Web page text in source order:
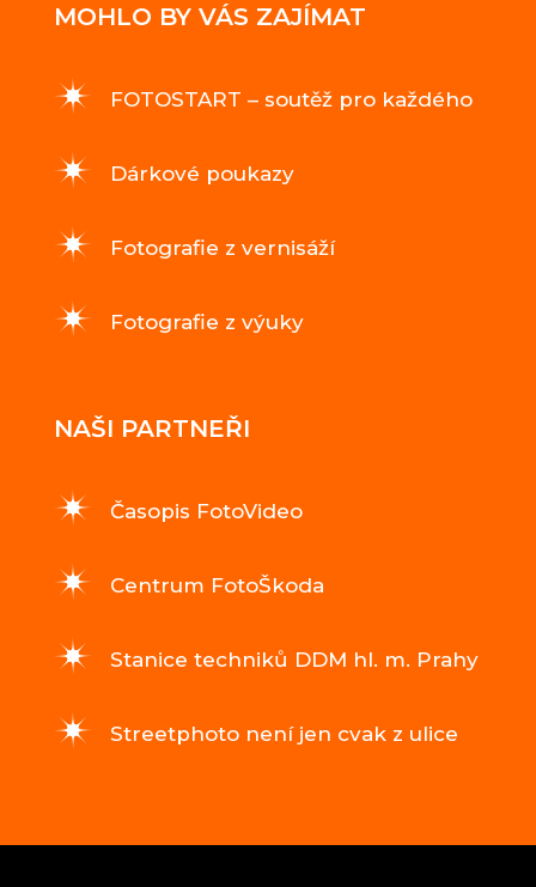
MOHLO BY VÁS ZAJÍMAT
FOTOSTART – soutěž pro každého
Dárkové poukazy
Fotografie z vernisáží
Fotografie z výuky
NAŠI PARTNEŘI
Časopis FotoVideo
Centrum FotoŠkoda
Stanice techniků DDM hl. m. Prahy
Streetphoto není jen cvak z ulice